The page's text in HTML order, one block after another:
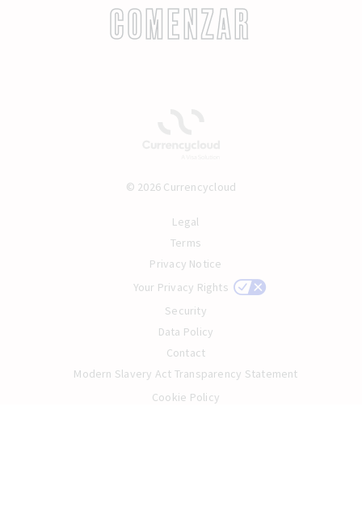
COMENZAR
© 2026 Currencycloud
Legal
Terms
Privacy Notice
Your Privacy Rights
Security
Data Policy
Contact
Modern Slavery Act Transparency Statement
Cookie Policy